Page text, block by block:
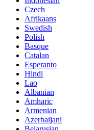
Czech
Afrikaans
Swedish
Polish
Basque
Catalan
Esperanto
Hindi
Lao
Albanian
Amharic
Armenian
Azerbaijani